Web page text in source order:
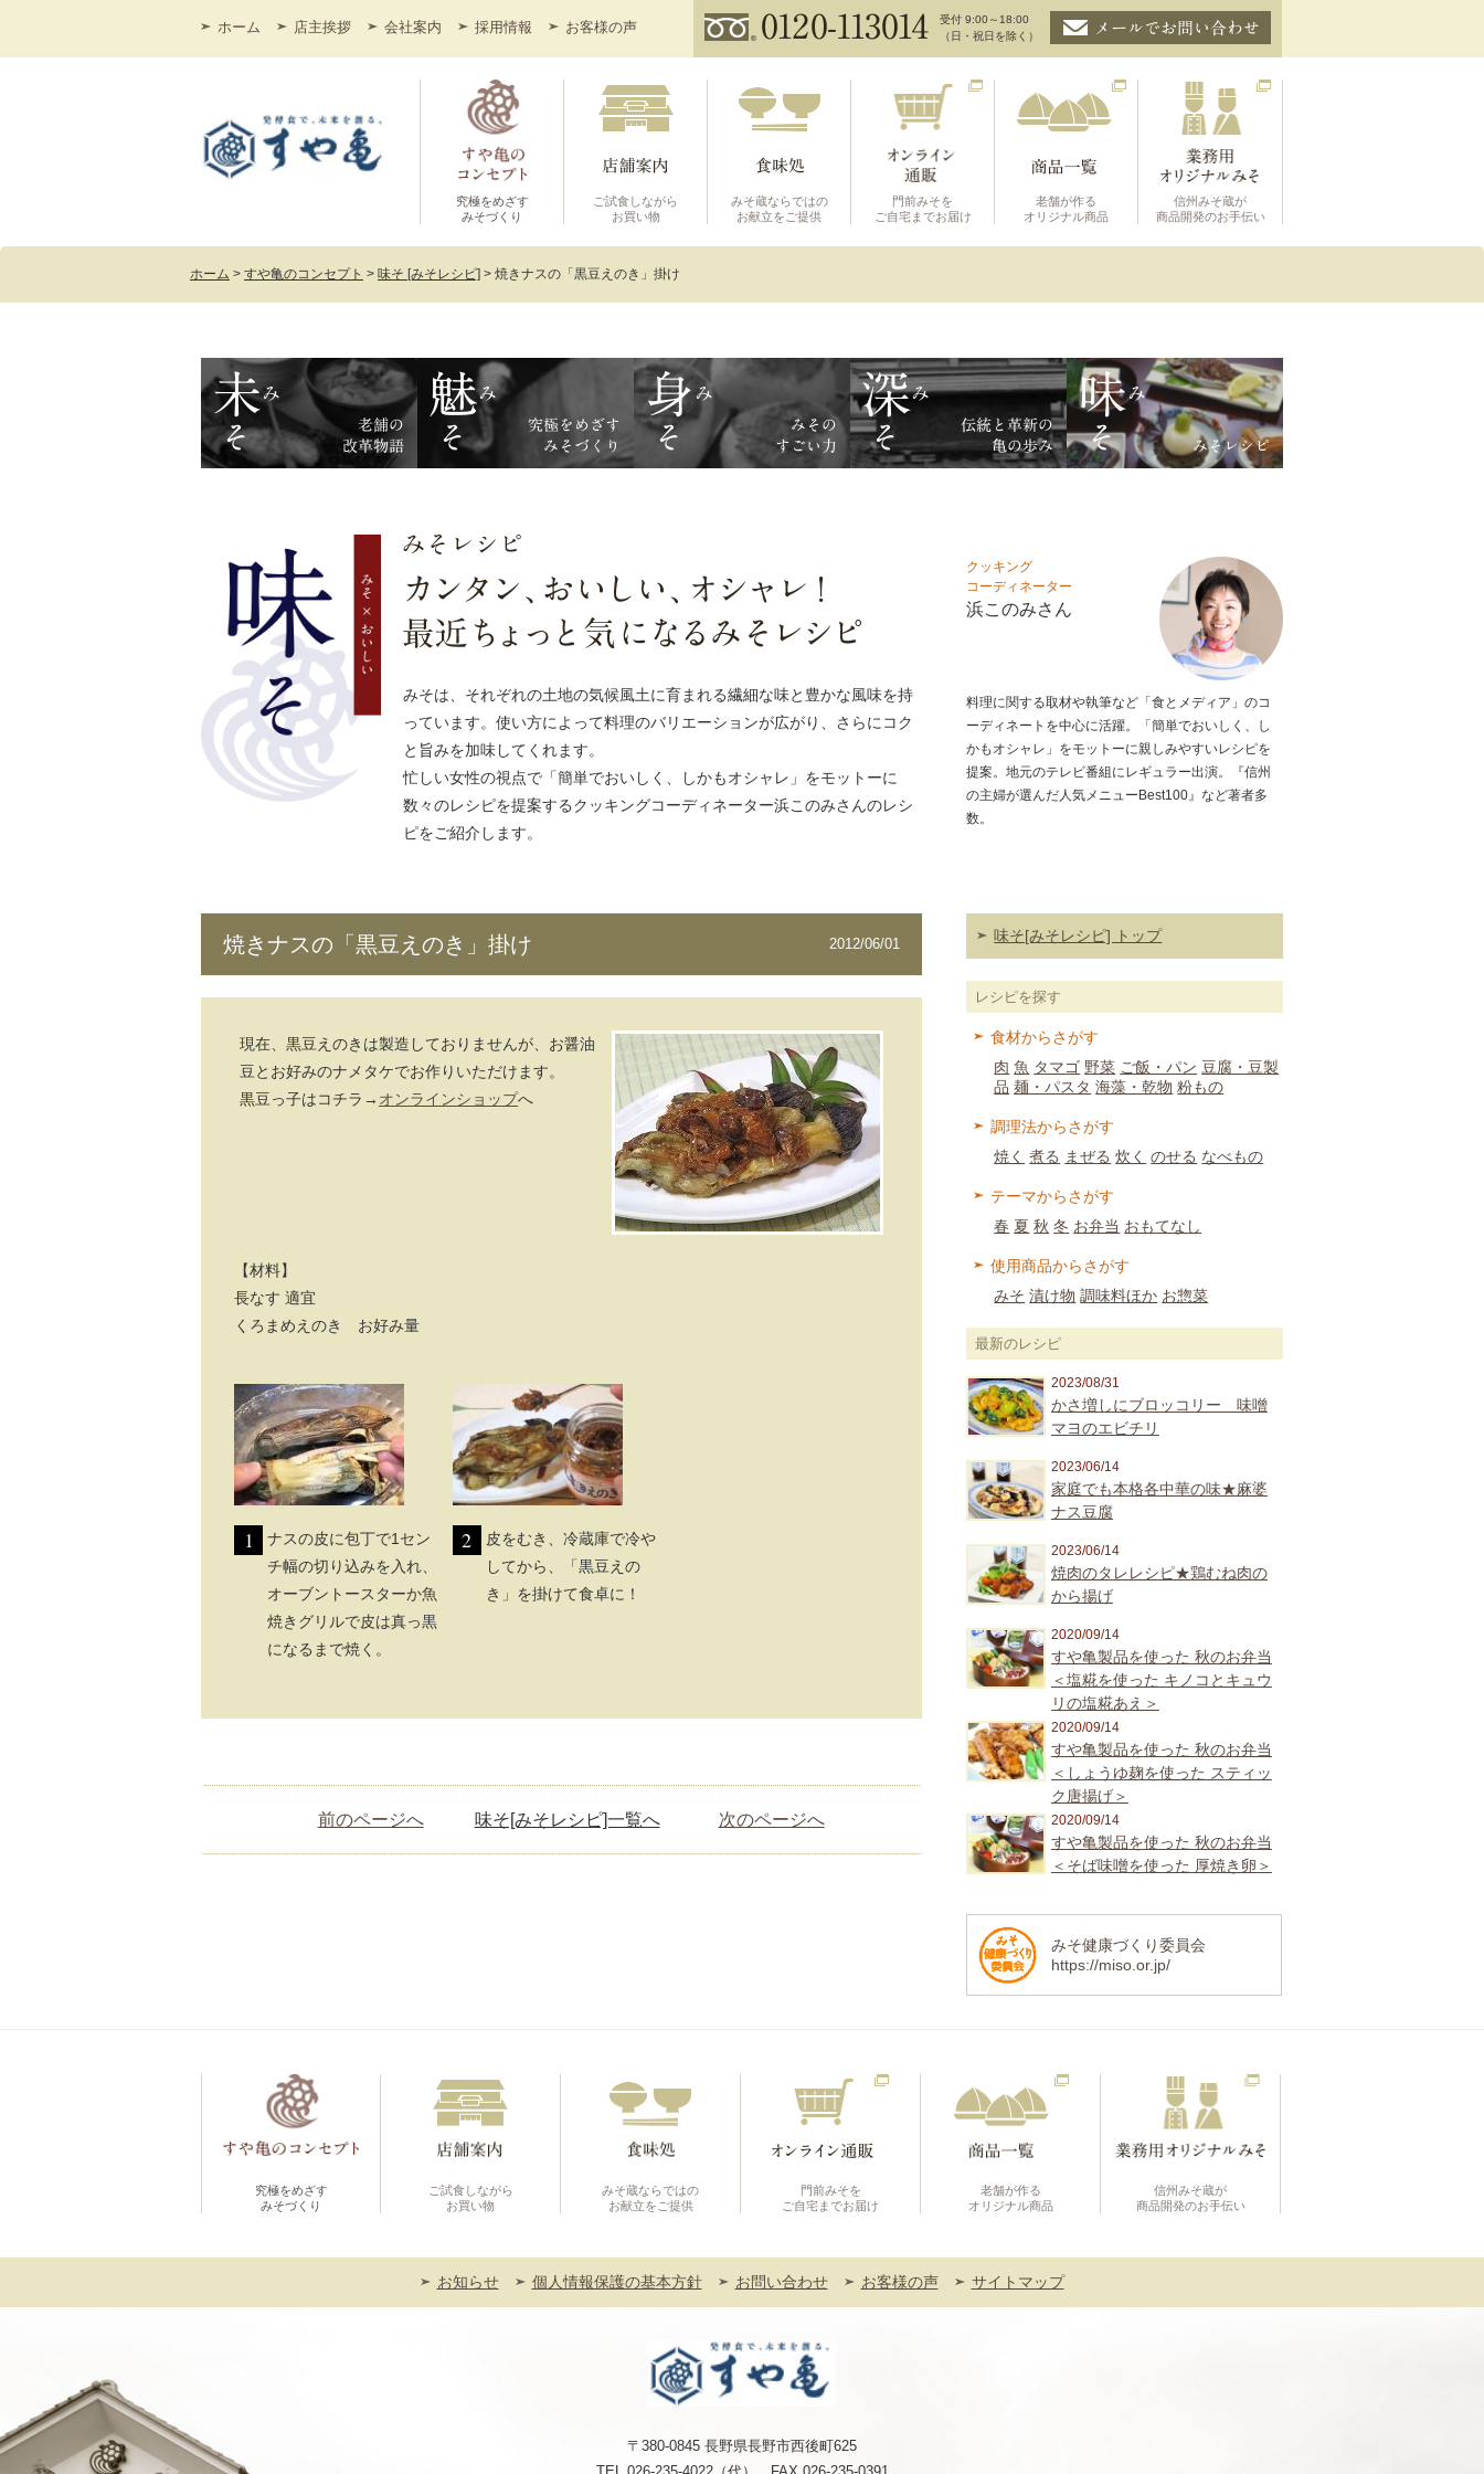
ホーム 店主挨拶 会社案内 採用情報 お客様の声
受付 9:00～18:00
（日・祝日を除く）
究極をめざす
みそづくり
ご試食しながら
お買い物
みそ蔵ならではの
お献立をご提供
門前みそを
ご自宅までお届け
老舗が作る
オリジナル商品
信州みそ蔵が
商品開発のお手伝い
ホーム > すや亀のコンセプト > 味そ [みそレシピ] > 焼きナスの「黒豆えのき」掛け
みそは、それぞれの土地の気候風土に育まれる繊細な味と豊かな風味を持
っています。使い方によって料理のバリエーションが広がり、さらにコク
と旨みを加味してくれます。
忙しい女性の視点で「簡単でおいしく、しかもオシャレ」をモットーに
数々のレシピを提案するクッキングコーディネーター浜このみさんのレシ
ピをご紹介します。
クッキング
コーディネーター
浜このみさん
料理に関する取材や執筆など「食とメディア」のコ
ーディネートを中心に活躍。「簡単でおいしく、し
かもオシャレ」をモットーに親しみやすいレシピを
提案。地元のテレビ番組にレギュラー出演。『信州
の主婦が選んだ人気メニューBest100』など著者多
数。
焼きナスの「黒豆えのき」掛け 2012/06/01
現在、黒豆えのきは製造しておりませんが、お醤油
豆とお好みのナメタケでお作りいただけます。
黒豆っ子はコチラ→ オンラインショップへ
【材料】
長なす 適宜
くろまめえのき お好み量
1
ナスの皮に包丁で1セン
チ幅の切り込みを入れ、
オーブントースターか魚
焼きグリルで皮は真っ黒
になるまで焼く。
2
皮をむき、冷蔵庫で冷や
してから、「黒豆えの
き」を掛けて食卓に！
前のページへ 味そ[みそレシピ]一覧へ 次のページへ
味そ[みそレシピ] トップ
レシピを探す
食材からさがす
肉 魚 タマゴ 野菜 ご飯・パン 豆腐・豆製
品 麺・パスタ 海藻・乾物 粉もの
調理法からさがす
焼く 煮る まぜる 炊く のせる なべもの
テーマからさがす
春 夏 秋 冬 お弁当 おもてなし
使用商品からさがす
みそ 漬け物 調味料ほか お惣菜
最新のレシピ
2023/08/31
かさ増しにブロッコリー 味噌
マヨのエビチリ
2023/06/14
家庭でも本格各中華の味★麻婆
ナス豆腐
2023/06/14
焼肉のタレレシピ★鶏むね肉の
から揚げ
2020/09/14
すや亀製品を使った 秋のお弁当
＜塩糀を使った キノコとキュウ
リの塩糀あえ＞
2020/09/14
すや亀製品を使った 秋のお弁当
＜しょうゆ麹を使った スティッ
ク唐揚げ＞
2020/09/14
すや亀製品を使った 秋のお弁当
＜そば味噌を使った 厚焼き卵＞
みそ健康づくり委員会
https://miso.or.jp/
究極をめざす
みそづくり
ご試食しながら
お買い物
みそ蔵ならではの
お献立をご提供
門前みそを
ご自宅までお届け
老舗が作る
オリジナル商品
信州みそ蔵が
商品開発のお手伝い
お知らせ 個人情報保護の基本方針 お問い合わせ お客様の声 サイトマップ
〒380-0845 長野県長野市西後町625